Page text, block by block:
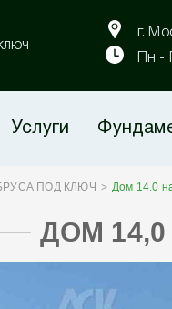
г.
Пн -
Услуги
ПОД КЛЮЧ Дом 14,0
ДОМ